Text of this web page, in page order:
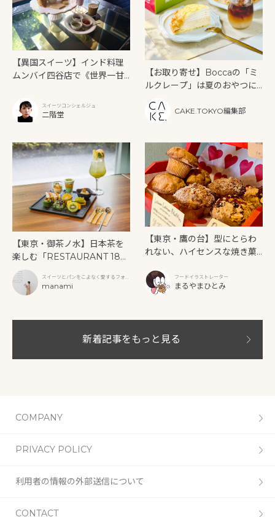
【異国スイーツ】インド料理
ムンバイ四谷店で《世界一甘
ー》を味わうスイーツコンシェルジュ
二階堂
【お取り寄せ】Boccaの「ミ
ルクレープ」は夏のおやつに
CAKE.TOKYO編集部
【東京・御茶ノ水】日本茶を
楽しむ「RESTAURANT 189
9 OCHANOMIZU」の抹茶ア
フタヌーンティーと新作クリ
ームソーダ
スイーツとパンをこよなく愛するフォト
グラファー
manami
【東京・鷹の台】型にとらわ
れない、ハイセンスな焼き菓
フードイラストレーター
まるやまひとみ
新着記事をもっと見る
COMPANY
PRIVACY POLICY
利用者の情報の外部送信について
CONTACT